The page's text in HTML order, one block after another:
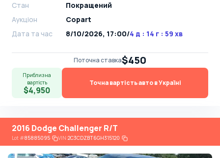
Стан
Покращений
Аукціон
Copart
Дата та час
8/10/2026, 17:00/4 д : 14 г : 59 хв
Поточна ставка$450
Приблизна
вартість
$4,950
Точна вартість авто в Україні
2016 Dodge Challenger R/T
Lot#85885095 VIN:2C3CDZBT6GH315120